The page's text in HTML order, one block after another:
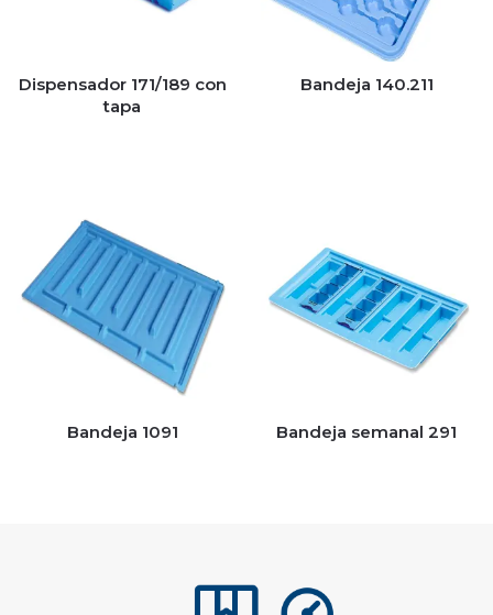
Dispensador 171/189 con
tapa
Bandeja 140.211
Bandeja 1091 Bandeja semanal 291